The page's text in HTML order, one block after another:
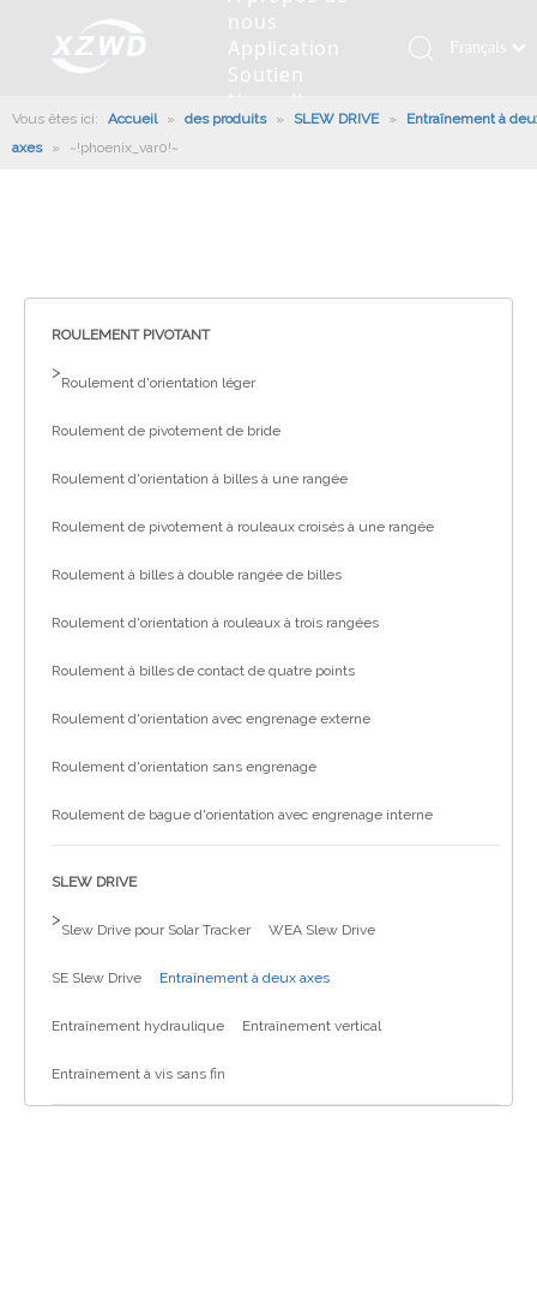
Roulement pivotant
nous
Profil de la société
Équipements de test
Application
Machines d'ingénierie
Robot De Soudage
Soutien
Installation de roulement
Fabrication
Nouvelles
Anneaux de pivotement
Nouvelles de l'industrie
Contactez
Français
românesc
Italiano
Vous êtes ici: Accueil » des produits » SLEW DRIVE »
Entraînement à
axes
» ~!phoenix_var0!~
ROULEMENT PIVOTANT
>
Roulement d'orientation léger
Roulement de pivotement de bride
Roulement d'orientation à billes à une rangée
Roulement de pivotement à rouleaux croisés à une rangée
Roulement à billes à double rangée de billes
Roulement d'orientation à rouleaux à trois rangées
Roulement à billes de contact de quatre points
Roulement d'orientation avec engrenage externe
Roulement d'orientation sans engrenage
Roulement de bague d'orientation avec engrenage interne
SLEW DRIVE
>
Slew Drive pour Solar Tracker WEA Slew Drive
SE Slew Drive Entraînement à deux axes
Entraînement hydraulique Entraînement vertical
Entraînement à vis sans fin